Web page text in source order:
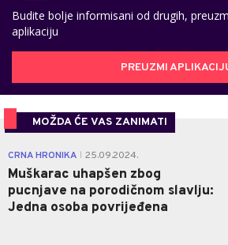
Budite bolje informisani od drugih,
aplikaciju
PREUZMI
MOŽDA ĆE VAS ZANIMATI
CRNA HRONIKA 25.09.2024.
Muškarac uhapšen zbog
pucnjave na porodičnom slavlju:
Jedna osoba povrijeđena